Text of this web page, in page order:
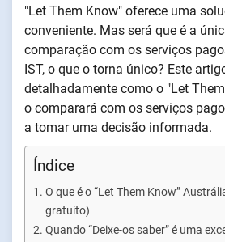
"Let Them Know" oferece uma
conveniente. Mas será que é a
comparação com os serviços
IST, o que o torna único? Este
detalhadamente como o "Let
o comparará com os serviços
a tomar uma decisão informada.
Índice
O que é o “Let Them Know”
gratuito)
Quando “Deixe-os saber” é uma